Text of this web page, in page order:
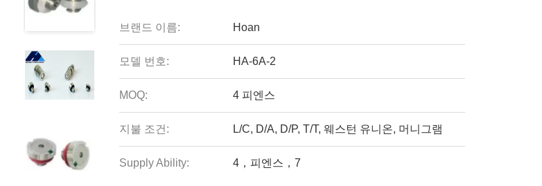
브랜드 이름: Hoan
모델 번호: HA-6A-2
MOQ: 4 피엔스
지불 조건: L/C, D/A, D/P, T/T, 웨스턴 유니온, 머니그램
Supply Ability: 4，피엔스，7